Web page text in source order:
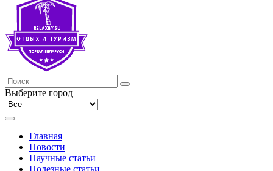
Выберите город
Главная
Новости
Научные статьи
Полезные статьи